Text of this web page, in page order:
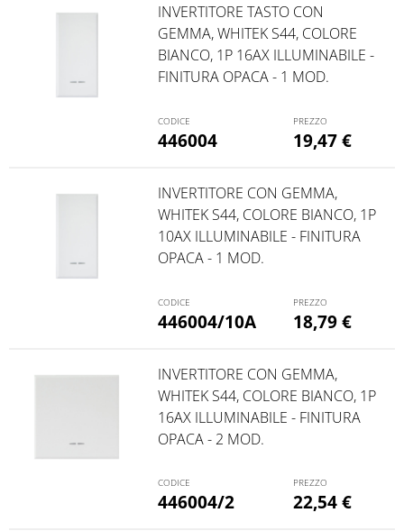
446004
INVERTITORE TASTO CON
GEMMA, WHITEK S44, COLORE
BIANCO, 1P 16AX ILLUMINABILE -
FINITURA OPACA - 1 MOD.
19,47€
446004/10A
INVERTITORE CON GEMMA,
WHITEK S44, COLORE BIANCO, 1P
10AX ILLUMINABILE - FINITURA
OPACA - 1 MOD.
18,79€
446004/2
INVERTITORE CON GEMMA,
WHITEK S44, COLORE BIANCO, 1P
16AX ILLUMINABILE - FINITURA
OPACA - 2 MOD.
22,54€